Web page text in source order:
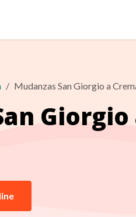
Mudanzas San Giorgio a
Giorgio